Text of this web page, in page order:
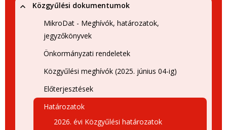
Közgyűlési dokumentumok
MikroDat - Meghívók, határozatok,
jegyzőkönyvek
Önkormányzati rendeletek
Közgyűlési meghívók (2025. június 04-ig)
Előterjesztések
Határozatok
2026. évi Közgyűlési határozatok